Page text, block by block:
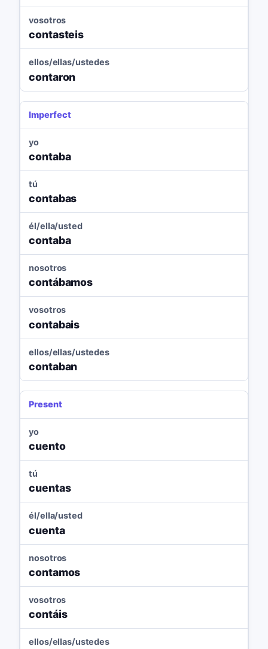
vosotros
contasteis
ellos/ellas/ustedes
contaron
Imperfect
yo
contaba
tú
contabas
él/ella/usted
contaba
nosotros
contábamos
vosotros
contabais
ellos/ellas/ustedes
contaban
Present
yo
cuento
tú
cuentas
él/ella/usted
cuenta
nosotros
contamos
vosotros
contáis
ellos/ellas/ustedes